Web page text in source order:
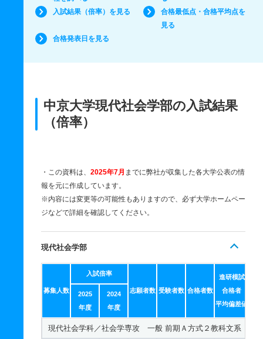
入試結果（倍率）を見る
合格最低点・合格平均点を
見る
合格発表日を見る
中京大学現代社会学部の入試結果
（倍率）
・この資料は、 2025年7月 までに弊社が収集した各大学公表の情
報を元に作成しています。
※内容には変更等の可能性もありますので、必ず大学ホームペー
ジなどで詳細を確認してください。
現代社会学部
募集人数
入試倍率
志願者数 受験者数 合格者数
進研模試
合格者
平均偏差値
2025
年度
2024
年度
現代社会学科／社会学専攻 一般 前期Ａ方式２教科文系